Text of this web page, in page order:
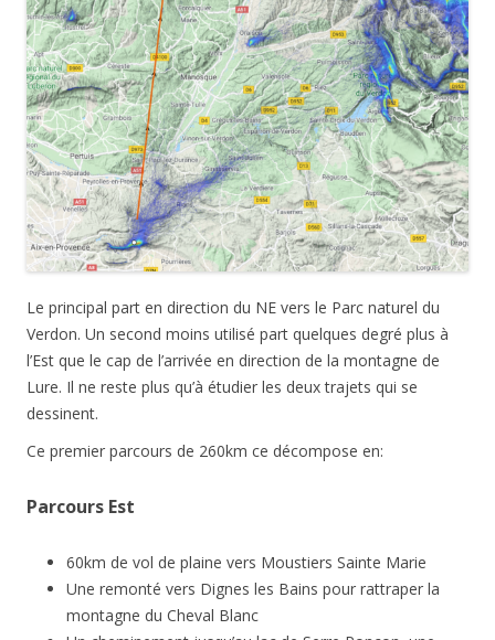
Le principal part en direction du NE vers le Parc naturel du
Verdon. Un second moins utilisé part quelques degré plus à
l’Est que le cap de l’arrivée en direction de la montagne de
Lure. Il ne reste plus qu’à étudier les deux trajets qui se
dessinent.
Ce premier parcours de 260km ce décompose en:
Parcours Est
60km de vol de plaine vers Moustiers Sainte Marie
Une remonté vers Dignes les Bains pour rattraper la
montagne du Cheval Blanc